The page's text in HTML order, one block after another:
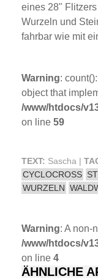
eines 28"
Wurzeln und
fahrbar wie mit
Warning:
object that
/www/htdocs/
on line 59
TEXT: Sascha |
CYCLOCROSS
WURZELN
Warning: A non-
/www/htdocs/
on line 4
ÄHNLICHE